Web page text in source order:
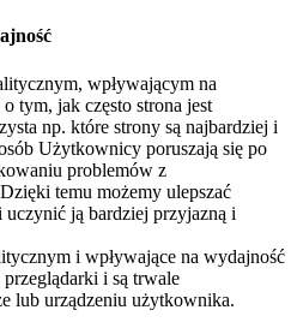
wpływającym na
tym, jak często strona jest
np. które strony są najbardziej i
Użytkownicy poruszają się po
problemów z
temu możemy ulepszać
ją bardziej przyjazną i
i wpływające na wydajność
i są trwale
lub urządzeniu użytkownika.